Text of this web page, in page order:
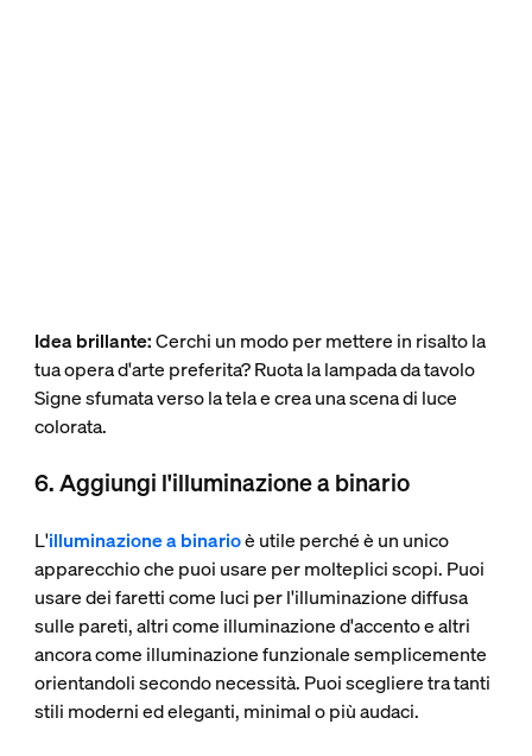
Idea brillante:Cerchi un modo per mettere in risalto la
tua opera d'arte preferita? Ruota la lampada da tavolo
Signe sfumata verso la tela e crea una scena di luce
colorata.
6. Aggiungi l'illuminazione a binario
L'illuminazione a binarioè utile perché è un unico
apparecchio che puoi usare per molteplici scopi. Puoi
usare dei faretti come luci per l'illuminazione diffusa
sulle pareti, altri come illuminazione d'accento e altri
ancora come illuminazione funzionale semplicemente
orientandoli secondo necessità. Puoi scegliere tra tanti
stili moderni ed eleganti, minimal o più audaci.